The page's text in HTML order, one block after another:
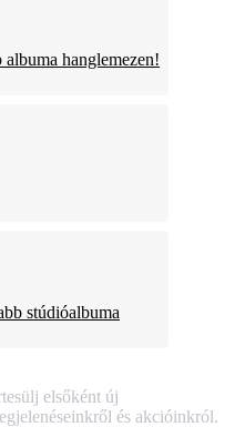
hanglemezen!
stúdióalbuma
elsőként új
és akcióinkról.